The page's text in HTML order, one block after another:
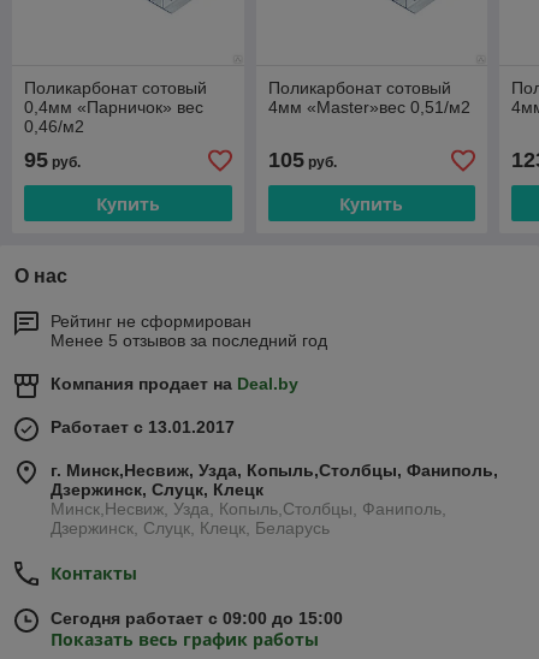
Поликарбонат сотовый
0,4мм «Парничок» вес
0,46/м2
95 руб.
Купить
Поликарбонат сотовый
4мм «Master»вес 0,51/м2
105руб.
Купить
О нас
Рейтинг не сформирован
Менее 5 отзывов за последний год
Компания продает на Deal.by
Работает с 13.01.2017
г. Минск,Несвиж, Узда, Копыль,Столбцы, Фаниполь,
Дзержинск, Слуцк, Клецк
Минск,Несвиж, Узда, Копыль,Столбцы, Фаниполь,
Дзержинск, Слуцк, Клецк, Беларусь
Контакты
Сегодня работает с 09:00 до 15:00
Показать весь график работы